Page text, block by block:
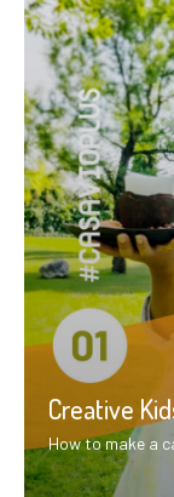
Creative
How to make a